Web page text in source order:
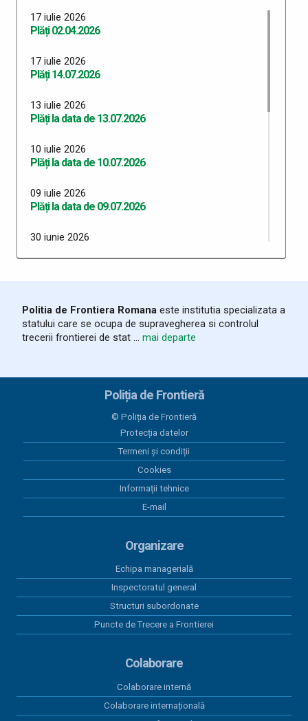
17 iulie 2026
Plăți 02.04.2026
17 iulie 2026
Plăți 14.07.2026
13 iulie 2026
Plăți la data de 13.07.2026
10 iulie 2026
Plăți la data de 10.07.2026
09 iulie 2026
Plăți la data de 09.07.2026
30 iunie 2026
26 iunie 2026
Plăți 26.06.2026
11 iunie 2026
Plăți 11.06.2026
Politia de Frontiera Romana este institutia specializata a
statului care se ocupa de supravegherea si controlul
trecerii frontierei de stat ... mai departe
Poliția de Frontieră
© Poliția de Frontieră
Protecția datelor
Termeni și condiții
Cookies
Informații tehnice
E-mail
Organizare
Echipa managerială
Inspectoratul general
Structuri subordonate
Puncte de Trecere a Frontierei
Colaborare
Colaborare internă
Colaborare internațională